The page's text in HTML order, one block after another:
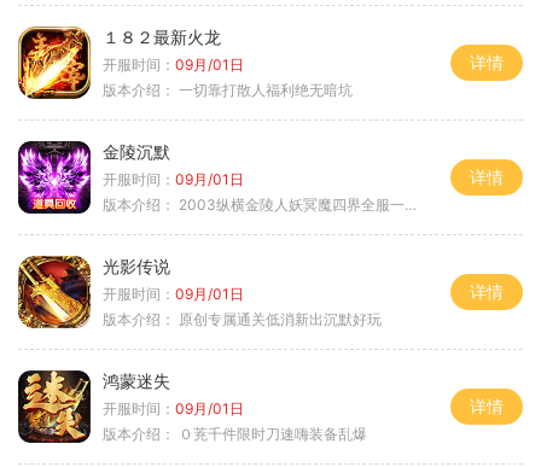
１８２最新火龙
开服时间： 09月/01日
版本介绍： 一切靠打散人福利绝无暗坑
详情
金陵沉默
开服时间： 09月/01日
版本介绍： 2003纵横金陵人妖冥魔四界全服一切靠
详情
光影传说
开服时间： 09月/01日
版本介绍： 原创专属通关低消新出沉默好玩
详情
鸿蒙迷失
开服时间： 09月/01日
版本介绍：
０茺千件限时刀速嗨装备乱爆
详情